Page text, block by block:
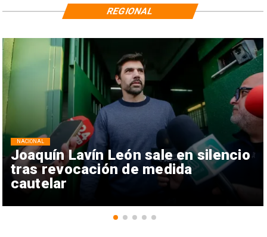
Joaquín Lavín León sale en silencio
tras revocación de medida
cautelar
NACIONAL
REGIONAL